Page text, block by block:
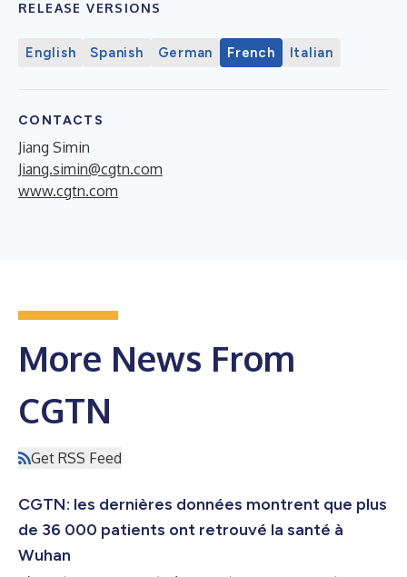
RELEASE VERSIONS
English Spanish German French Italian
CONTACTS
Jiang Simin
Jiang.simin@cgtn.com
www.cgtn.com
More News From
CGTN
Get RSS Feed
CGTN: les dernières données montrent que plus
de 36 000 patients ont retrouvé la santé à
Wuhan